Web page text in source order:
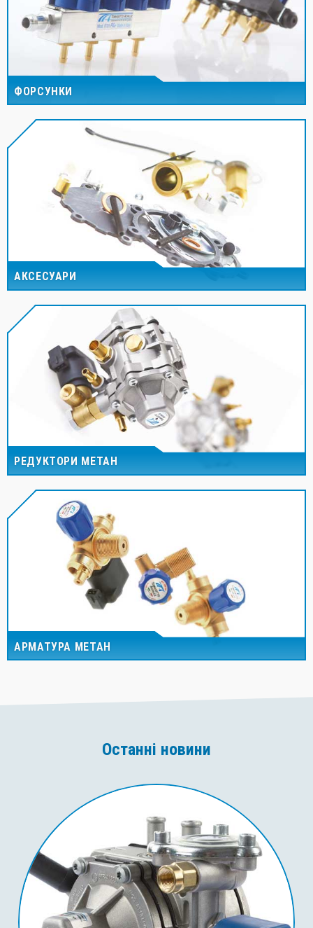
ФОРСУНКИ
АКСЕСУАРИ
РЕДУКТОРИ МЕТАН
АРМАТУРА МЕТАН
Останні новини